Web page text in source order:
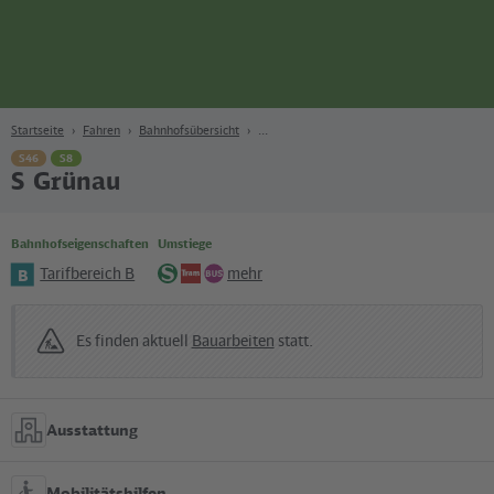
Startseite Fahren Bahnhofsübersicht
S46 S8
S Grünau
Bahnhofseigenschaften
B Tarifbereich B
Umstiege
mehr
Es finden aktuell Bauarbeiten statt.
Ausstattung